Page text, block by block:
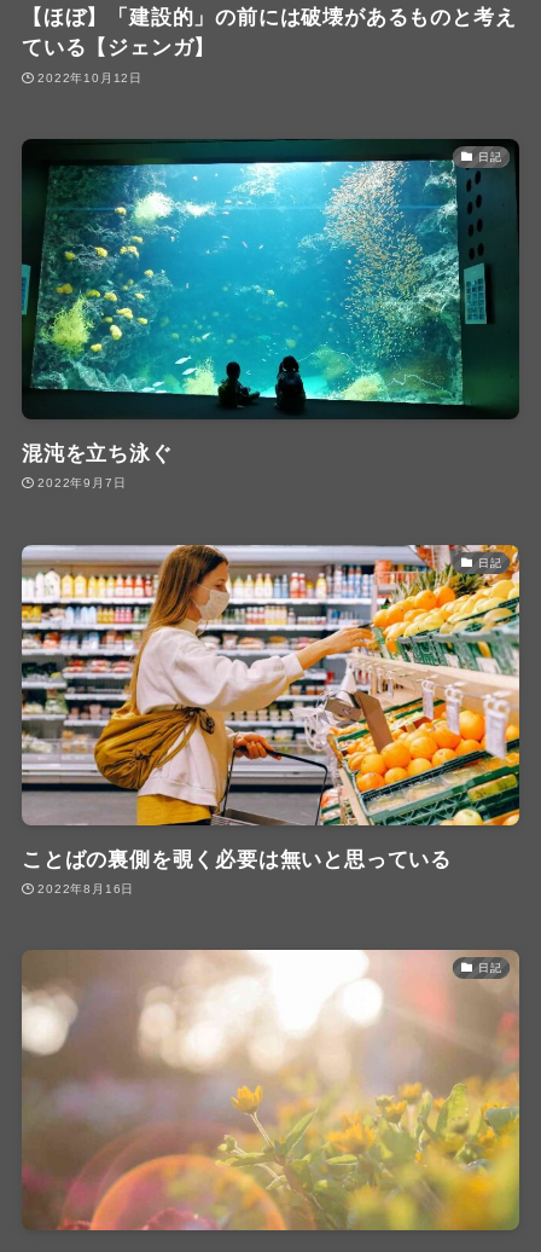
【ほぼ】「建設的」の前には破壊があるものと考え
ている【ジェンガ】
2022年10月12日
日記
混沌を立ち泳ぐ
2022年9月7日
日記
ことばの裏側を覗く必要は無いと思っている
2022年8月16日
日記